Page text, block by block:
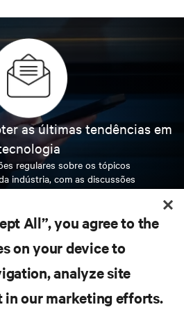
as últimas tendências em
regulares sobre os tópicos
indústria, com as discussões
de especialistas sobre
All”, you agree to the
on your device to
analyze site
in our marketing efforts.